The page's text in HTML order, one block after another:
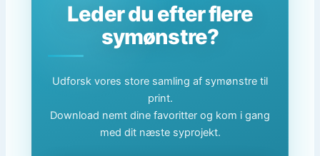
Leder du efter flere
symønstre?
Udforsk vores store samling af symønstre til
print.
Download nemt dine favoritter og kom i gang
med dit næste syprojekt.